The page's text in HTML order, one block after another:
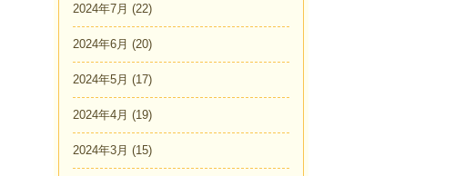
2024年7月 (22)
2024年6月 (20)
2024年5月 (17)
2024年4月 (19)
2024年3月 (15)